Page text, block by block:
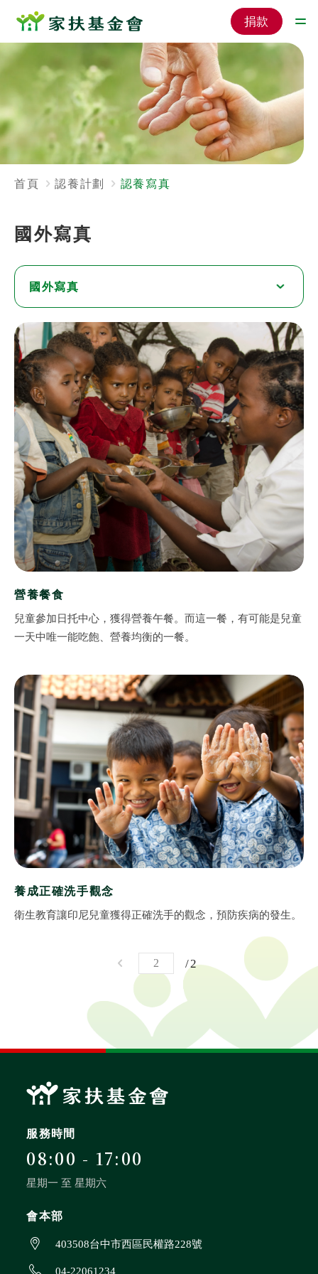
捐款
全文檢索
搜尋
熱門關鍵字
用愛包圍 公益 義賣品
無窮 兒童保護 認養
首頁 認養計劃 認養寫真
國外寫真
國外寫真
國外寫真
國內寫真
營養餐食
兒童參加日托中心，獲得營養午餐。而這一餐，有可能是兒童
一天中唯一能吃飽、營養均衡的一餐。
養成正確洗手觀念
衛生教育讓印尼兒童獲得正確洗手的觀念，預防疾病的發生。
2
服務時間
08:00 - 17:00
星期一 至 星期六
會本部
403508台中市西區民權路228號
04-22061234